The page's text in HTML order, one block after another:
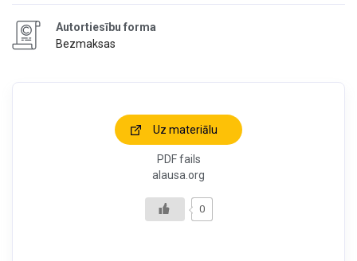
Autortiesību forma
Bezmaksas
Uz materiālu
PDF fails
alausa.org
0